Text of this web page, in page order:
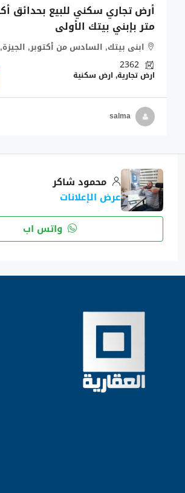
متر بإبني بيتك الأولى
ابنى بيتك, السادس من أكتوبر, الجيزة, 12563, مصر
2362
ارض تجارية, ارض سكنية
salma
محمود شاكر
عرض الإعلانات
واتس اب